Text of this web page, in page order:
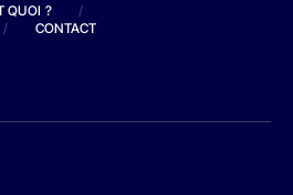
QUOI ?
/
/ CONTACT